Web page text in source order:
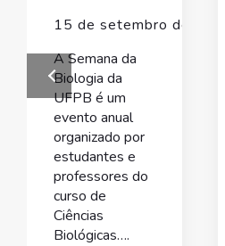
15 de setembro de 2023
A Semana da
Biologia da
UFPB é um
evento anual
organizado por
estudantes e
professores do
curso de
Ciências
Biológicas….